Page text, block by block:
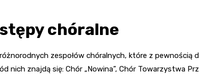
chóralne
zespołów chóralnych, które z pewnością
nich znajdą się: Chór „Nowina”, Chór Towarzystwa